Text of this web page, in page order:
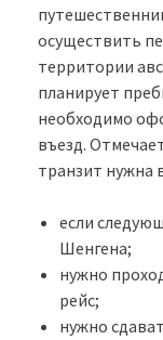
осуществить
территории
планирует
необходимо
въезд.
транзит нужна
если
Шенгена;
нужно
рейс;
нужно